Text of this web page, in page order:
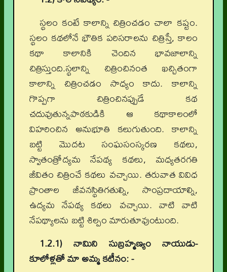
స్థలం కంటే కాలాన్ని చిత్రించడం చాలా కష్టం.
స్థలం కథలోనే భౌతిక పరిసరాలను చిత్రిస్తే, కాలం
కథా కాలానికి చెందిన భావజాలాన్ని
చిత్రిస్తుంది.స్థలాన్ని చిత్రించినంత ఖచ్చితంగా
కాలాన్ని చిత్రించడం సాధ్యం కాదు. కాలాన్ని
గొప్పగా చిత్రించినప్పుడే కథ
చదువుతున్నపాఠకుడికి ఆ కథాకాలంలో
విహరించిన అనుభూతి కలుగుతుంది. కాలాన్ని
బట్టి మొదట సంఘసంస్కరణ కథలు,
స్వాతంత్రోద్యమ నేపథ్య కథలు, మధ్యతరగతి
జీవితం చిత్రించే కథలు వచ్చాయి. తరువాత వివిధ
ప్రాంతాల జీవనస్థితిగతుల్ని, సాంప్రదాయాల్ని,
ఉద్యమ నేపథ్య కథలు వచ్చాయి. వాటి వాటి
నేపథ్యాలను బట్టి శిల్పం మారుతూవుంటుంది.
1.2.1) నామిని సుబ్రహ్మణ్యం నాయుడు-
కూలోళ్లతో మా అమ్మ కటీనం: -